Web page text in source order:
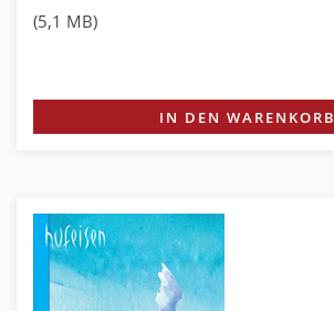
(5,1 MB)
IN DEN WARENKORB